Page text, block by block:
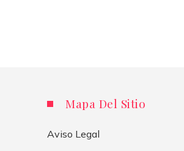
Mapa Del Sitio
Aviso Legal